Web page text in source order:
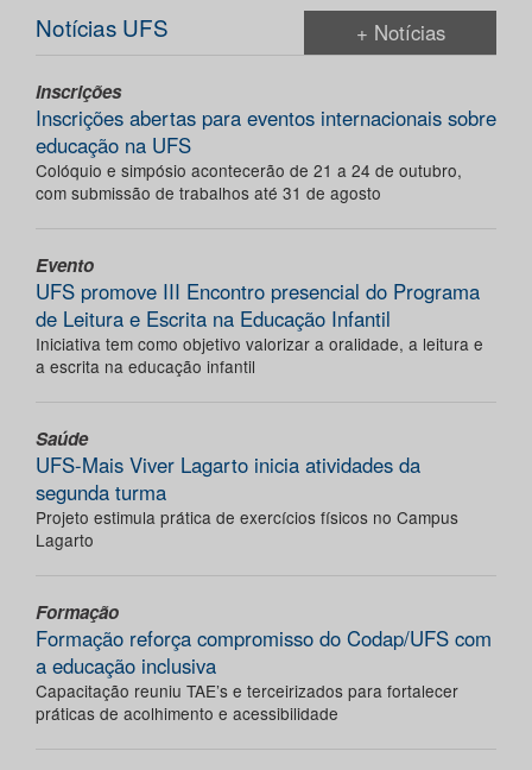
Notícias UFS + Notícias
Inscrições
Inscrições abertas para eventos internacionais sobre
educação na UFS
Colóquio e simpósio acontecerão de 21 a 24 de outubro,
com submissão de trabalhos até 31 de agosto
Evento
UFS promove III Encontro presencial do Programa
de Leitura e Escrita na Educação Infantil
Iniciativa tem como objetivo valorizar a oralidade, a leitura e
a escrita na educação infantil
Saúde
UFS-Mais Viver Lagarto inicia atividades da
segunda turma
Projeto estimula prática de exercícios físicos no Campus
Lagarto
Formação
Formação reforça compromisso do Codap/UFS com
a educação inclusiva
Capacitação reuniu TAE’s e terceirizados para fortalecer
práticas de acolhimento e acessibilidade